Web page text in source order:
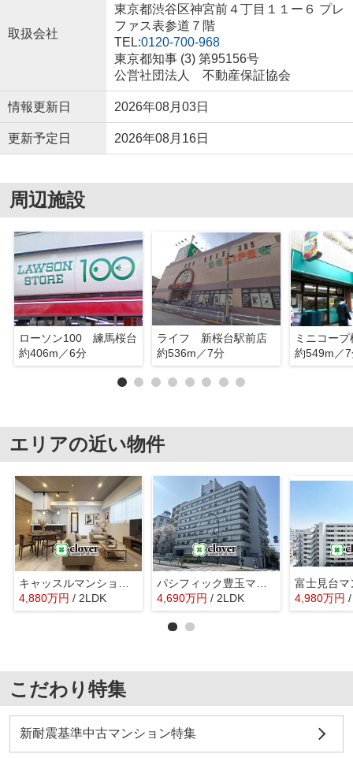
取扱会社
東京都渋谷区神宮前４丁目１１ー６ プレ
ファス表参道７階
TEL:0120-700-968
東京都知事 (3) 第95156号
公営社団法人 不動産保証協会
情報更新日 2026年08月03日
更新予定日 2026年08月16日
周辺施設
ローソン100 練馬桜台
約406m／6分
ライフ 新桜台駅前店
約536m／7分
ミニコー
約549m／
エリアの近い物件
4,880万円 / 2LDK
4,690万円 / 2LDK
富士見台マ
4,980万円
こだわり特集
新耐震基準中古マンション特集